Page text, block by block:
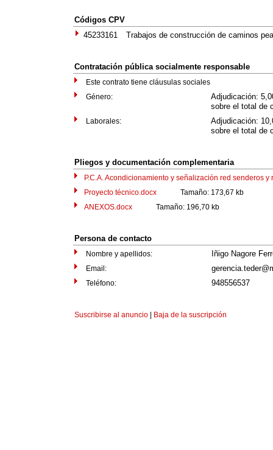
Códigos CPV
45233161
Trabajos de construcción de caminos
Contratación pública socialmente responsable
Este contrato tiene cláusulas sociales
Género:
Adjudicación:
sobre el total de
Laborales:
Adjudicación:
sobre el total de
Pliegos y documentación complementaria
P.C.A. Acondicionamiento y señalización red senderos y
Proyecto técnico.docx Tamaño: 173,67 kb
ANEXOS.docx Tamaño: 196,70 kb
Persona de contacto
Nombre y apellidos: Iñigo Nagore
Email:
Teléfono: 948556537
Suscribirse al anuncio Baja de la suscripción